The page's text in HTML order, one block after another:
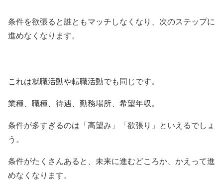
条件を欲張ると誰ともマッチしなくなり、次のステップに
進めなくなります。
これは就職活動や転職活動でも同じです。
業種、職種、待遇、勤務場所、希望年収。
条件が多すぎるのは「高望み」「欲張り」といえるでしょ
う。
条件がたくさんあると、未来に進むどころか、かえって進
めなくなります。